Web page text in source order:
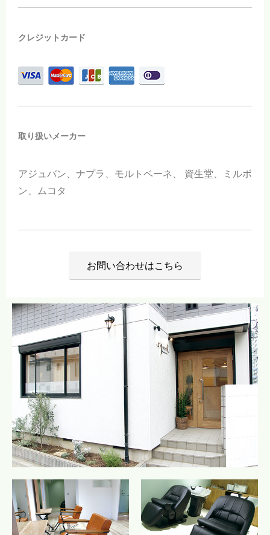
クレジットカード
取り扱いメーカー
アジュバン、ナプラ、モルトベーネ、
資生堂、ミルボ
ン、ムコタ
お問い合わせはこちら